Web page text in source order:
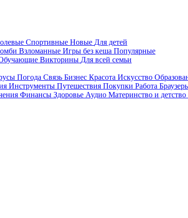
Спортивные Новые Для детей
Взломанные Игры без кеша Популярные
Викторины Для всей семьи
Погода Связь Бизнес Красота Искусство
Инструменты Путешествия Покупки Работа
Финансы Здоровье Аудио Материнство и детство